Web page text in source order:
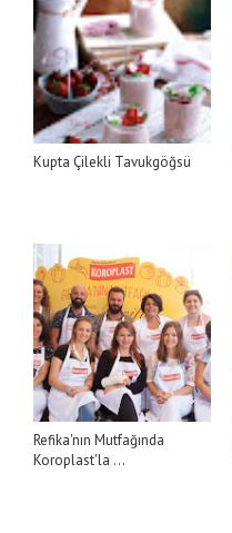
Kupta Çilekli Tavukgöğsü
Refika'nın Mutfağında
Koroplast'la ...